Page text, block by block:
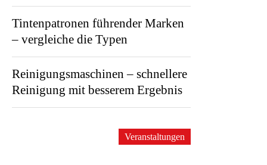
Tintenpatronen führender Marken
– vergleiche die Typen
Reinigungsmaschinen – schnellere
Reinigung mit besserem Ergebnis
Veranstaltungen